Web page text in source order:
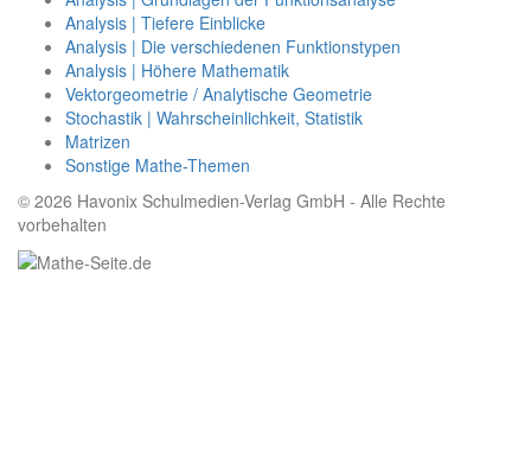
Analysis | Tiefere Einblicke
Analysis | Die verschiedenen Funktionstypen
Analysis | Höhere Mathematik
Vektorgeometrie / Analytische Geometrie
Stochastik | Wahrscheinlichkeit, Statistik
Matrizen
Sonstige Mathe-Themen
© 2026 Havonix Schulmedien-Verlag GmbH - Alle Rechte
vorbehalten